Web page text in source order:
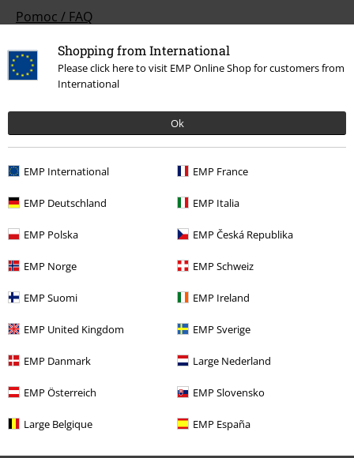
Shopping from International
Please click here to visit EMP Online Shop for customers from
International
Ok
EMP International EMP France
EMP Deutschland EMP Italia
EMP Polska EMP Česká Republika
EMP Norge EMP Schweiz
EMP Suomi EMP Ireland
EMP United Kingdom EMP Sverige
EMP Danmark Large Nederland
EMP Österreich EMP Slovensko
Large Belgique EMP España
Pomoc / FAQ
Podmínky vracení zboží
Vrácení zboží
Všeobecné informace o velikostech
Zrušit členství v BSC
Způsoby platby
O EMP
Udržitelnost